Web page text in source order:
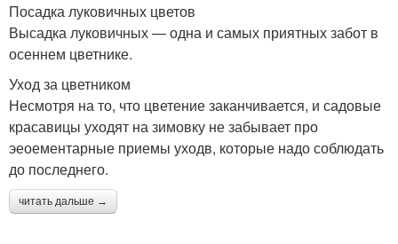
Посадка луковичных цветов
Высадка луковичных — одна и самых приятных забот в
осеннем цветнике.
Уход за цветником
Несмотря на то, что цветение заканчивается, и садовые
красавицы уходят на зимовку не забывает про
эеоементарные приемы уходв, которые надо соблюдать
до последнего.
читать дальше →